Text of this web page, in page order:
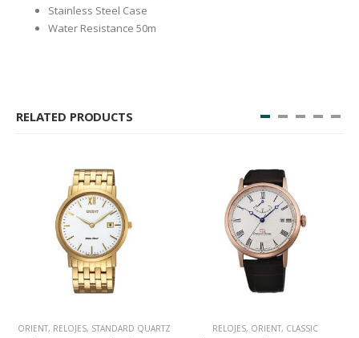
Stainless Steel Case
Water Resistance 50m
RELATED PRODUCTS
ORIENT, RELOJES, STANDARD QUARTZ RELOJES, ORIENT, CLASSIC